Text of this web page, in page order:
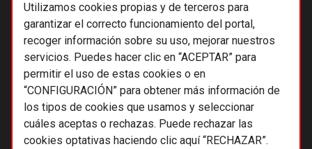
Utilizamos cookies propias y de terceros para
garantizar el correcto funcionamiento del portal,
recoger información sobre su uso, mejorar nuestros
servicios. Puedes hacer clic en “ACEPTAR” para
permitir el uso de estas cookies o en
“CONFIGURACIÓN” para obtener más información de
los tipos de cookies que usamos y seleccionar
cuáles aceptas o rechazas. Puede rechazar las
cookies optativas haciendo clic aquí “RECHAZAR”.